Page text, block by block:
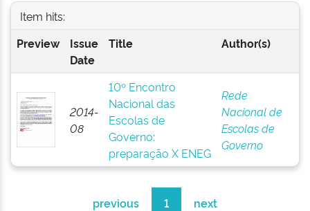
Item hits:
Preview
Issue
Date
Title Author(s)
2014-
08
10º Encontro
Nacional das
Escolas de
Governo:
preparação X ENEG
Rede
Nacional de
Escolas de
Governo
previous 1 next